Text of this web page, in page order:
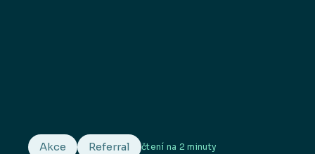
Akce Referral čtení na 2 minuty